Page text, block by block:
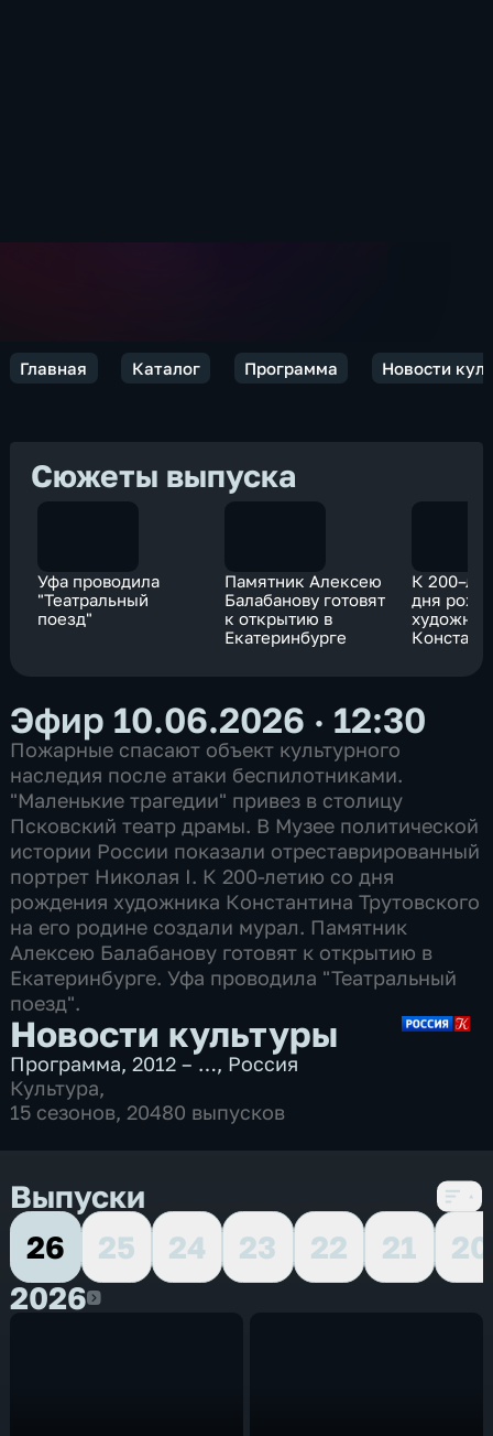
Главная Каталог Программа Новости
Сюжеты выпуска
Уфа проводила
"Театральный
поезд"
Памятник Алексею
Балабанову готовят
к открытию в
Екатеринбурге
К
дня
Эфир 10.06.2026 · 12:30
Пожарные спасают объект культурного
наследия после атаки беспилотниками.
"Маленькие трагедии" привез в столицу
Псковский театр драмы. В Музее политической
истории России показали отреставрированный
портрет Николая I. К 200-летию со дня
рождения художника Константина Трутовского
на его родине создали мурал. Памятник
Алексею Балабанову готовят к открытию в
Екатеринбурге. Уфа проводила "Театральный
поезд".
Новости культуры
Программа,2012 – …, Россия
Культура,
15 сезонов, 20480 выпусков
Выпуски
26
25 24 23 22 21
20
20262026